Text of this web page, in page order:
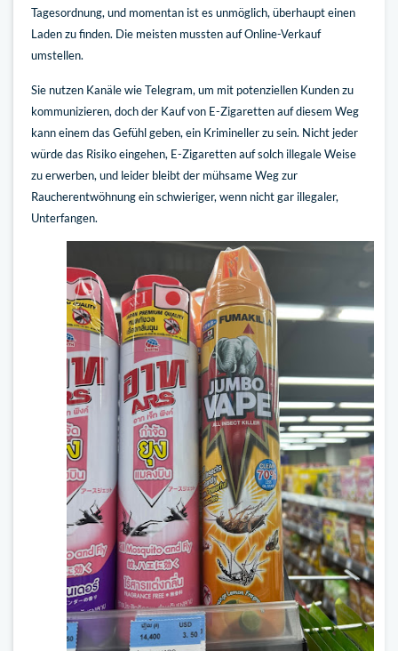
Tagesordnung, und momentan ist es unmöglich, überhaupt einen
Laden zu finden. Die meisten mussten auf Online-Verkauf
umstellen.
Sie nutzen Kanäle wie Telegram, um mit potenziellen Kunden zu
kommunizieren, doch der Kauf von E-Zigaretten auf diesem Weg
kann einem das Gefühl geben, ein Krimineller zu sein. Nicht jeder
würde das Risiko eingehen, E-Zigaretten auf solch illegale Weise
zu erwerben, und leider bleibt der mühsame Weg zur
Raucherentwöhnung ein schwieriger, wenn nicht gar illegaler,
Unterfangen.